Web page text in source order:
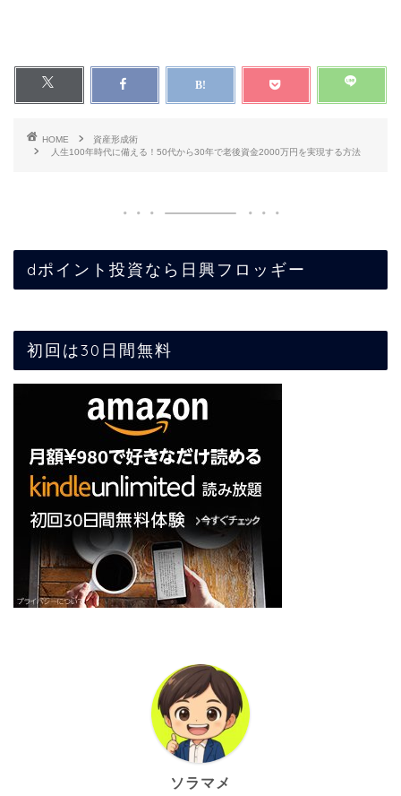
HOME
資産形成術
人生100年時代に備える！50代から30年で老後資金2000万円を実現する方法
dポイント投資なら日興フロッギー
初回は30日間無料
ソラマメ